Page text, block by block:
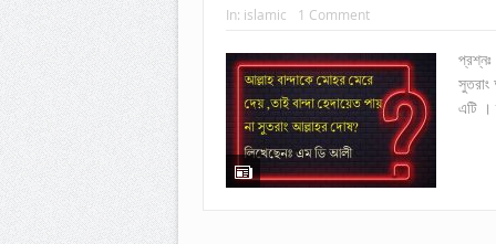
In: islamic 1 Comment
প্রশ্নঃ
এটি ।